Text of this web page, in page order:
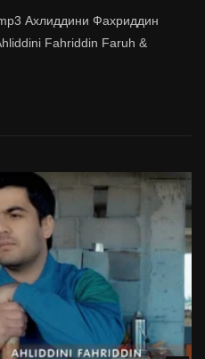
Ахлиддини Фахриддин
Fahriddin Faruh &